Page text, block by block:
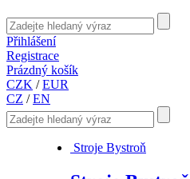
Přihlášení
Registrace
Prázdný košík
CZK /EUR
CZ /EN
Stroje Bystroň